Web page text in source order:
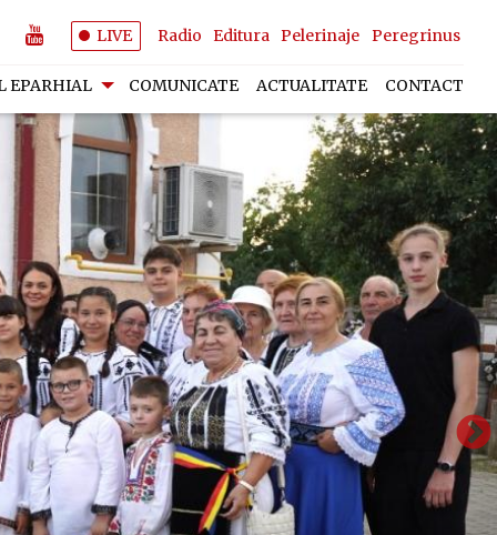
LIVE Radio Editura Pelerinaje Peregrinus
EPARHIAL COMUNICATE ACTUALITATE CONTACT